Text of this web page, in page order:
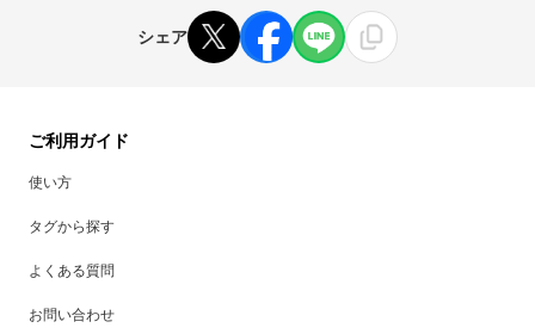
シェア
ご利用ガイド
使い方
タグから探す
よくある質問
お問い合わせ